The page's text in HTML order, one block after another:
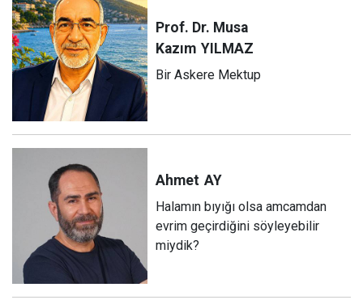
Prof. Dr. Musa
Kazım YILMAZ
Bir Askere Mektup
Ahmet AY
Halamın bıyığı olsa amcamdan
evrim geçirdiğini söyleyebilir
miydik?